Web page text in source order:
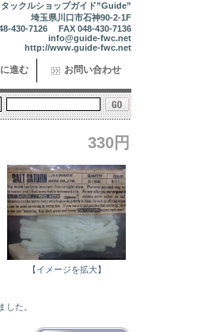
タックルショップガイド”Guide”
埼玉県川口市石神90-2-1F
430-7126 FAX 048-430-7136
info@guide-fwc.net
http://www.guide-fwc.net
進む お問い合わせ
330円
【イメージを拡大】
した。